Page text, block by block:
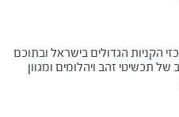
ב 50 סניפים במרכזי הקניות הגדולים בישראל ובתוכם
של תכשיטי זהב ויהלומים ומגוון